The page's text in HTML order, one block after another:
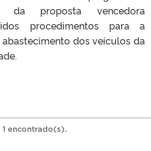
da proposta vencedora
procedimentos para a
dos veículos da
encontrado(s).